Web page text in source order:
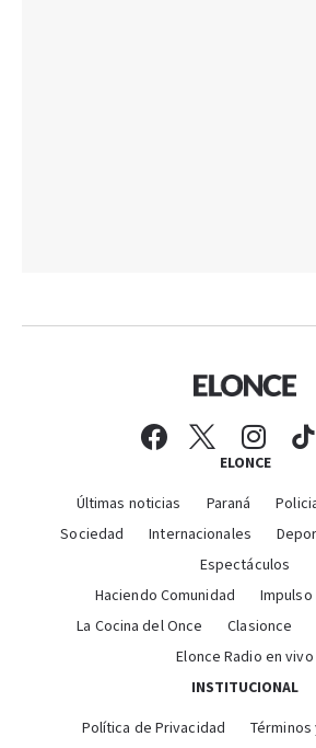
ELONCE
Últimas noticias Paraná
Sociedad
Internacionales
Espectáculos
Haciendo Comunidad
La Cocina del Once
Clasionce
Elonce Radio en vivo
INSTITUCIONAL
Política de Privacidad Términos